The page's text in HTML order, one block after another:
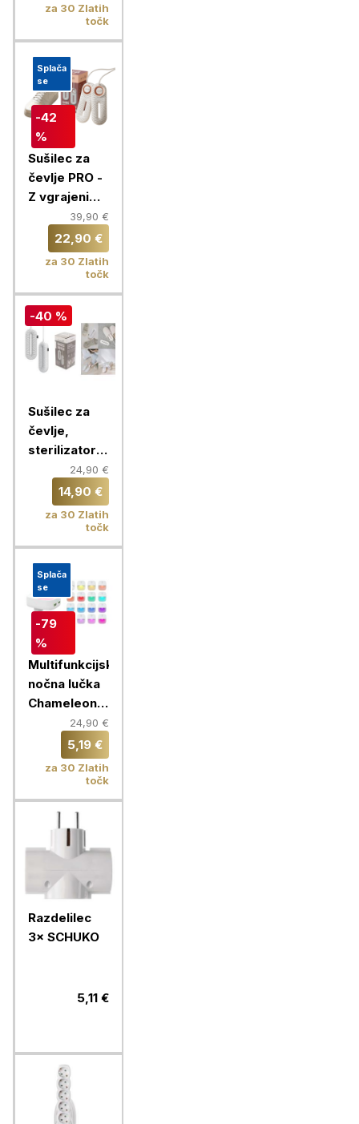
za 30 Zlatih
točk
Splača
se
-42
%
Sušilec za
čevlje PRO -
Z vgrajenim
časovnikom
in 360°
kroženjem
39,90 €
22,90 €
za 30 Zlatih
točk
-40 %
Sušilec za
čevlje,
sterilizator z
vgrajenim
časovnikom,
Chameleon
24,90 €
14,90 €
za 30 Zlatih
točk
Splača
se
-79
%
Multifunkcijska
nočna lučka
Chameleon +
hišni polnilec
2x USB
24,90 €
5,19 €
za 30 Zlatih
točk
Razdelilec
3× SCHUKO
5,11 €